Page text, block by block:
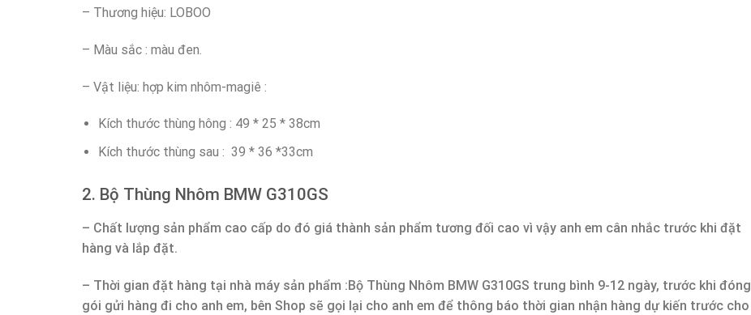
– Thương hiệu: LOBOO
– Màu sắc : màu đen.
– Vật liệu: hợp kim nhôm-magiê :
Kích thước thùng hông : 49 * 25 * 38cm
Kích thước thùng sau : 39 * 36 *33cm
2. Bộ Thùng Nhôm BMW G310GS
– Chất lượng sản phẩm cao cấp do đó giá thành sản phẩm tương đối cao vì vậy anh em cân nhắc trước khi đặt
hàng và lắp đặt.
– Thời gian đặt hàng tại nhà máy sản phẩm :Bộ Thùng Nhôm BMW G310GS trung bình 9-12 ngày, trước khi đóng
gói gửi hàng đi cho anh em, bên Shop sẽ gọi lại cho anh em để thông báo thời gian nhận hàng dự kiến trước cho